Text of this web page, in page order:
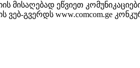
ეწვიეთ
ვებ-გვერდს www.comcom.ge